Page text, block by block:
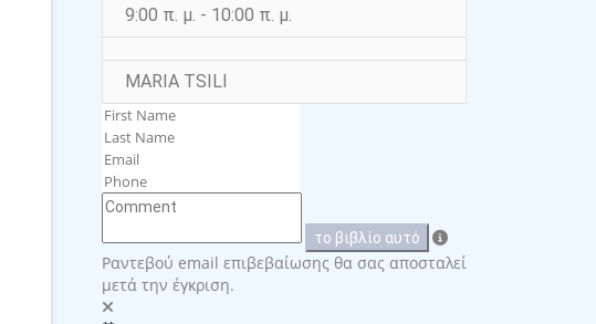
9:00 π. μ. - 10:00 π. μ.
MARIA TSILI
το βιβλίο αυτό
Ραντεβού email επιβεβαίωσης θα σας αποσταλεί
μετά την έγκριση.